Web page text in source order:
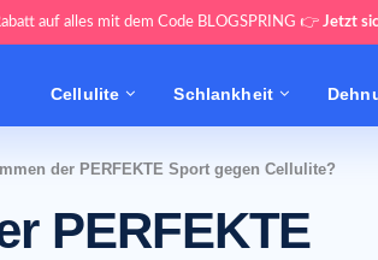
auf alles mit dem Code BLOGSPRING 👉 Jetzt
Cellulite Schlankheit
der PERFEKTE Sport gegen Cellulite?
PERFEKTE